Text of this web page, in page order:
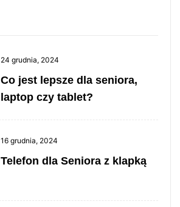
24 grudnia, 2024
Co jest lepsze dla seniora,
laptop czy tablet?
16 grudnia, 2024
Telefon dla Seniora z klapką